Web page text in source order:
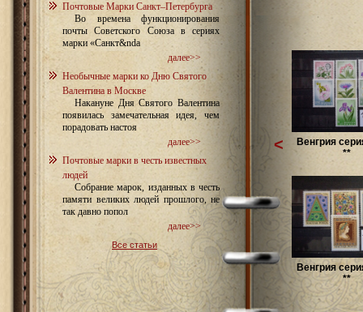
Почтовые Марки Санкт–Петербурга
Во времена функционирования
почты Советского Союза в сериях
марки «Санкт&nda
далее>>
Необычные марки ко Дню Святого
Валентина в Москве
Накануне Дня Святого Валентина
появилась замечательная идея, чем
порадовать настоя
далее>>
Почтовые марки в честь известных
людей
Собрание марок, изданных в честь
памяти великих людей прошлого, не
так давно попол
далее>>
Все статьи
Венгрия
**
Венгрия
**
<